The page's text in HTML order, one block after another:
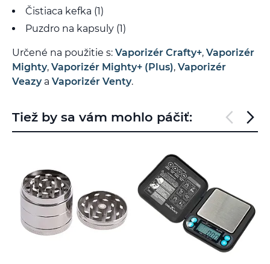
Čistiaca kefka (1)
Puzdro na kapsuly (1)
Určené na použitie s: Vaporizér Crafty+, Vaporizér
Mighty, Vaporizér Mighty+ (Plus), Vaporizér
Veazya Vaporizér Venty.
Tiež by sa vám mohlo páčiť: